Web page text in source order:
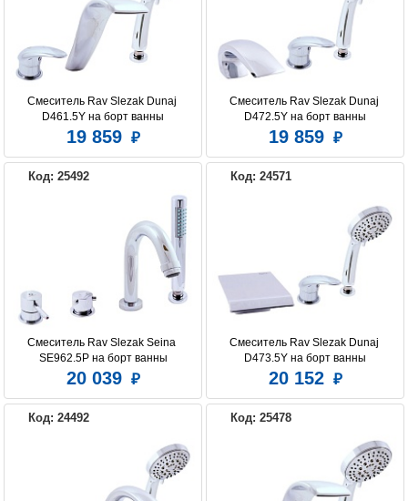
BELBAGNO
CLEVER D&K GPD
HANSGROHE IDDIS
JACOB DELAFON
LEMARK OMNIRES
RAV SLEZAK ROSSINKA
Смеситель Rav Slezak Dunaj
D461.5Y на борт ванны
19 859
Смеситель Rav Slezak Dunaj
D472.5Y на борт ванны
19 859
Код: 25492
Смеситель Rav Slezak Seina
SE962.5P на борт ванны
20 039
Код: 24571
Смеситель Rav Slezak Dunaj
D473.5Y на борт ванны
20 152
Код: 24492 Код: 25478